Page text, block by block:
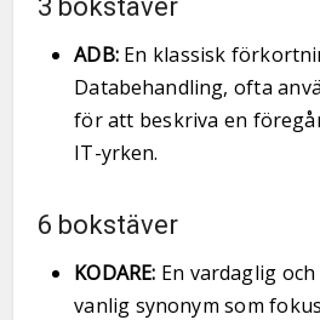
3 bokstäver
ADB:En klassisk
Databehandling, ofta
för att beskriva en
IT-yrken.
6 bokstäver
KODARE: En vardaglig
vanlig synonym som